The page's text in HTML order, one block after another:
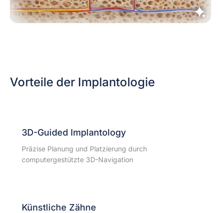
Vorteile der Implantologie
3D-Guided Implantology
Präzise Planung und Platzierung durch
computergestützte 3D-Navigation
Künstliche Zähne